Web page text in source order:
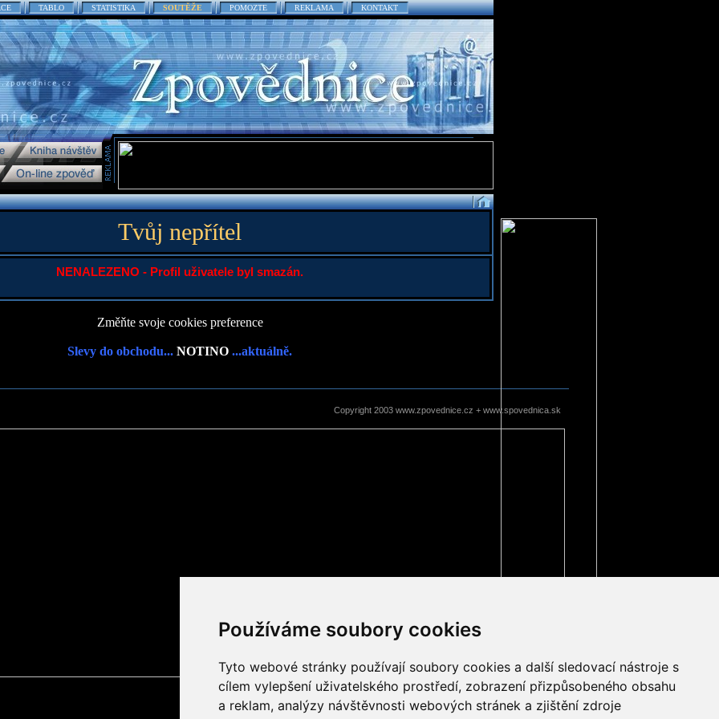
Používáme soubory cookies
Tyto webové stránky používají soubory cookies a další sledovací nástroje s
cílem vylepšení uživatelského prostředí, zobrazení přizpůsobeného obsahu
a reklam, analýzy návštěvnosti webových stránek a zjištění zdroje
TABLO STATISTIKA SOUTĚŽE POMOZTE REKLAMA KONTAKT
Tvůj nepřítel
NENALEZENO - Profil uživatele byl smazán.
Změňte svoje cookies preference
Slevy do obchodu... NOTINO ...aktuálně.
Copyright 2003 www.zpovednice.cz + www.spovednica.sk